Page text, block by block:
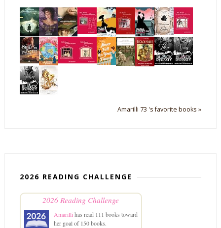
Amarilli 73 's favorite books »
2026 READING CHALLENGE
2026 Reading Challenge
Amarilli has read 111 books toward
her goal of 150 books.